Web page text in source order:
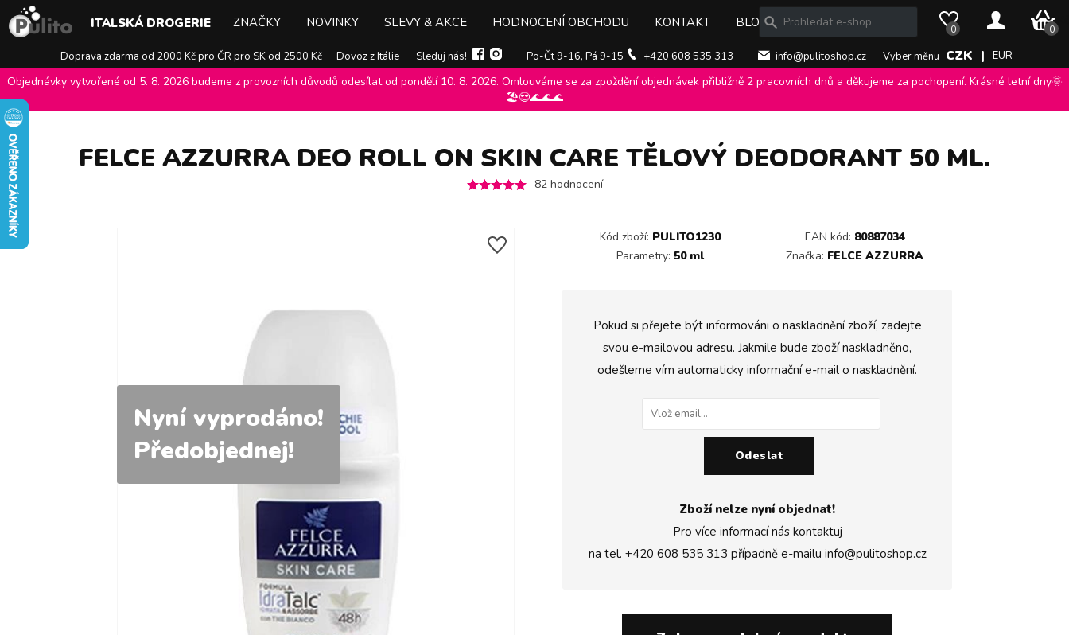
Doprava zdarma od 2000 Kč pro ČR pro SK od 2500 Kč Dovoz z Itálie Sleduj nás! Po-Čt 9-16, Pá 9-15 +420 608 535 313 info@pulitoshop.cz Vyber měnu CZK | EUR
ITALSKÁ DROGERIE ZNAČKY NOVINKY SLEVY & AKCE HODNOCENÍ OBCHODU KONTAKT BLOG 0 0
0 Kč
Objednávky vytvořené od 5. 8. 2026 budeme z provozních důvodů odesílat od pondělí 10. 8. 2026. Omlouváme se za zpoždění objednávek přibližně 2 pracovních dnů a děkujeme za pochopení. Krásné letní dny🌞
🏖️😎🌊🌊🌊
E-shop Pulito Deodoranty a antiperspiranty Deodoranty a antiperspiranty felce azzurra Felce Azzurra Deo Roll On Skin Care tělový deodorant 50 ml. >
FELCE AZZURRA DEO ROLL ON SKIN CARE TĚLOVÝ DEODORANT 50 ML.
82hodnocení
Nyní vyprodáno!
Předobjednej!
Kód zboží: PULITO1230 EAN kód: 80887034
Parametry: 50 ml Značka: FELCE AZZURRA
Pokud si přejete být informováni o naskladnění zboží, zadejte
svou e-mailovou adresu. Jakmile bude zboží naskladněno,
odešleme vím automaticky informační e-mail o naskladnění.
Odeslat
Zboží nelze nyní objednat!
Pro více informací nás kontaktuj
na tel. +420 608 535 313 případně e-mailu info@pulitoshop.cz